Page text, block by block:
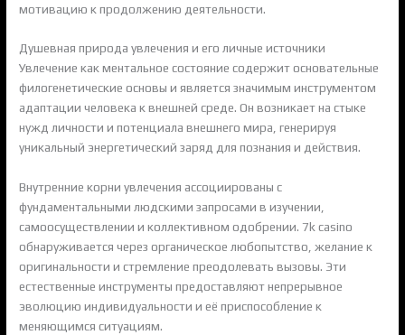
мотивацию к продолжению деятельности.
Душевная природа увлечения и его личные источники
Увлечение как ментальное состояние содержит основательные
филогенетические основы и является значимым инструментом
адаптации человека к внешней среде. Он возникает на стыке
нужд личности и потенциала внешнего мира, генерируя
уникальный энергетический заряд для познания и действия.
Внутренние корни увлечения ассоциированы с
фундаментальными людскими запросами в изучении,
самоосуществлении и коллективном одобрении. 7k casino
обнаруживается через органическое любопытство, желание к
оригинальности и стремление преодолевать вызовы. Эти
естественные инструменты предоставляют непрерывное
эволюцию индивидуальности и её приспособление к
меняющимся ситуациям.